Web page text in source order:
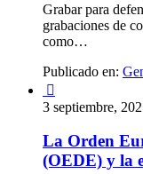
Grabar para
grabaciones de
como…
Publicado en:

3 septiembre,
La Orden
(OEDE) y la